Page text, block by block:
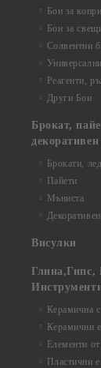
Бои за
Бои за
Солвентни
Реагенти,
Други Бои
Брокат,
Брокати,
Пайети
Мъниста
Висулки
Глина,Гипс,
Керамична
Керамични
Елементи
Пластични